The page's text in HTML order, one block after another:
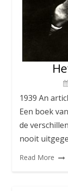
1939 An
Een boek
de
nooit
Read More